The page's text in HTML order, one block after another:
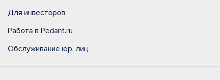
Для инвесторов
Работа в Pedant.ru
Обслуживание юр. лиц